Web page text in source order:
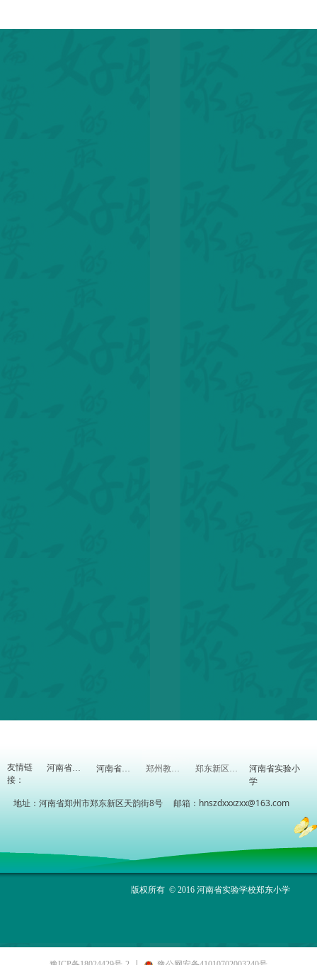
地址：河南省郑州市郑东新区天韵街8号 邮箱：hnszdxxxzxx@163.com
版权所有 © 2016 河南省实验学校郑东小学
河南省实验小
学
郑东新区教体局
友情链
接：
郑州教育信息网
河南省教育厅 河南省教研室